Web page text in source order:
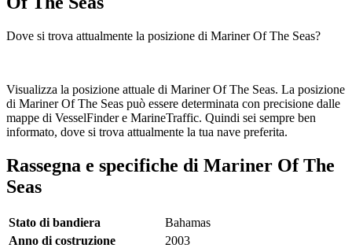
Dove si trova attualmente la posizione di Mariner Of The Seas?
Visualizza la posizione attuale di Mariner Of The Seas. La posizione
di Mariner Of The Seas può essere determinata con precisione dalle
mappe di VesselFinder e MarineTraffic. Quindi sei sempre ben
informato, dove si trova attualmente la tua nave preferita.
Rassegna e specifiche di Mariner Of The
Seas
Stato di bandiera
Bahamas
Anno di costruzione
2003